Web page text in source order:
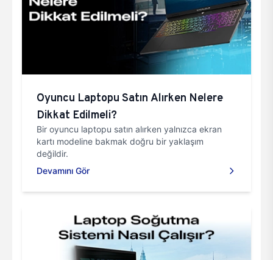
Oyuncu Laptopu Satın Alırken Nelere
Dikkat Edilmeli?
Bir oyuncu laptopu satın alırken yalnızca ekran
kartı modeline bakmak doğru bir yaklaşım
değildir.
Devamını Gör